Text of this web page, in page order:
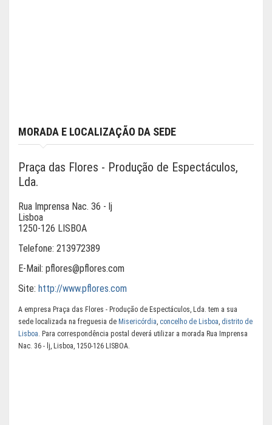
MORADA E LOCALIZAÇÃO DA SEDE
Praça das Flores - Produção de Espectáculos,
Lda.
Rua Imprensa Nac. 36 - lj
Lisboa
1250-126 LISBOA
Telefone: 213972389
E-Mail: pflores@pflores.com
Site: http://www.pflores.com
A empresa Praça das Flores - Produção de Espectáculos, Lda. tem a sua
sede localizada na freguesia de Misericórdia, concelho de Lisboa, distrito de
Lisboa. Para correspondência postal deverá utilizar a morada Rua Imprensa
Nac. 36 - lj, Lisboa, 1250-126 LISBOA.